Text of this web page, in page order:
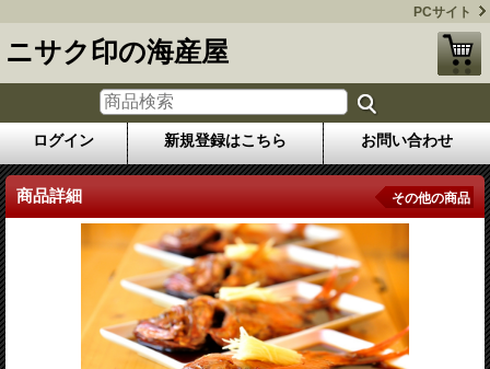
PCサイト
ニサク印の海産屋
ログイン 新規登録はこちら お問い合わせ
商品詳細 その他の商品